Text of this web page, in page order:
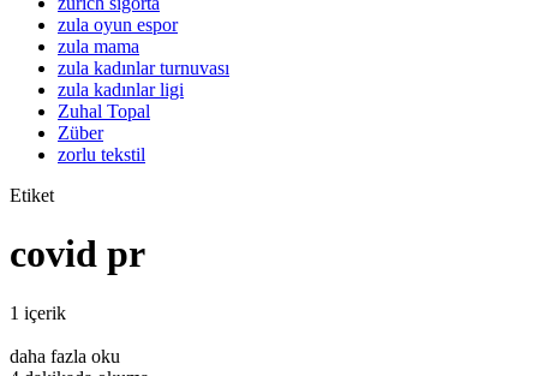
zula oyun espor
zula mama
zula kadınlar turnuvası
zula kadınlar ligi
Zuhal Topal
Züber
zorlu tekstil
Etiket
covid pr
1 içerik
daha fazla oku